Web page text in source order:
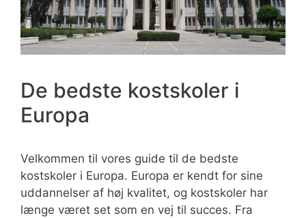
De bedste kostskoler i
Europa
Velkommen til vores guide til de bedste
kostskoler i Europa. Europa er kendt for sine
uddannelser af høj kvalitet, og kostskoler har
længe været set som en vej til succes. Fra